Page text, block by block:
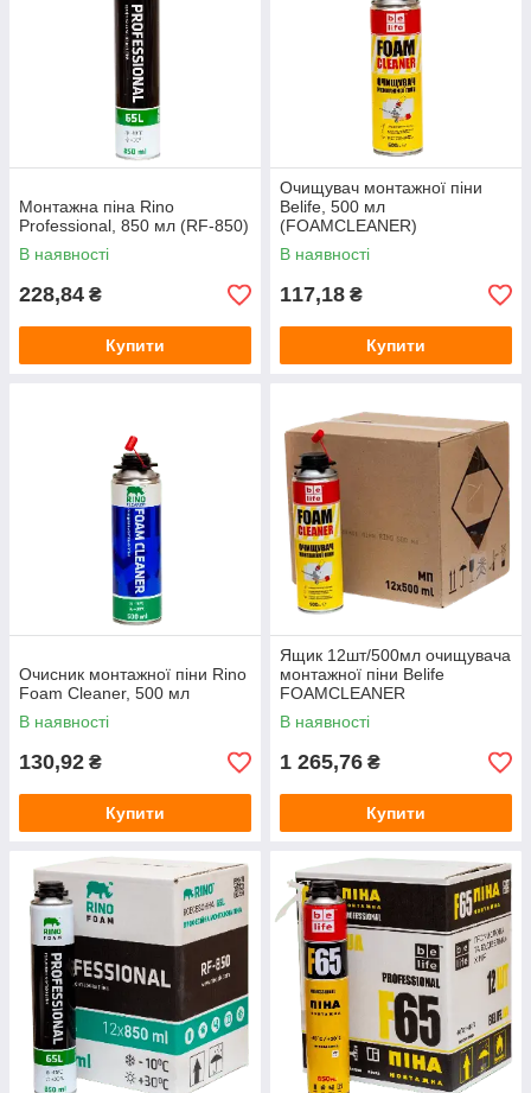
Монтажна піна Rino
Professional, 850 мл (RF-850)
В наявності
228,84 ₴
Купити
Очищувач монтажної піни
Belife, 500 мл
(FOAMCLEАNER)
В наявності
117,18 ₴
Купити
Очисник монтажної піни Rino
Foam Cleaner, 500 мл
В наявності
130,92 ₴
Купити
Ящик 12шт/500мл очищувача
монтажної піни Belife
FOAMCLEАNER
В наявності
1 265,76 ₴
Купити